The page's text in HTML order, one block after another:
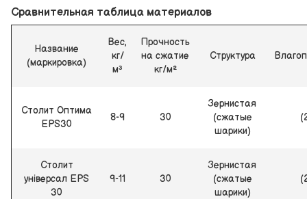
Сравнительная таблица материалов
Название
(маркировка)
Вес,
кг/
м³
Прочность
на сжатие
кг/м²
Структура
Столит Оптима
EPS30
8-9 30
Зернистая
(сжатые
шарики)
Столит
універсал EPS
30
9-11 30
Зернистая
(сжатые
шарики)